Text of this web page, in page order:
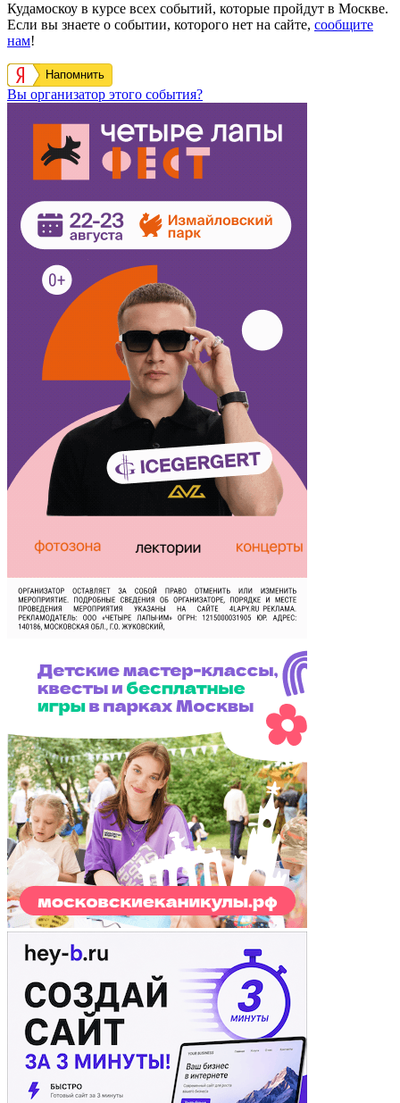
Кудамоскоу в курсе всех событий, которые пройдут в Москве.
Если вы знаете о событии, которого нет на сайте, сообщите
нам!
Напомнить
Вы организатор этого события?